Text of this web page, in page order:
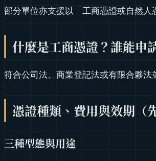
部分單位亦支援以「工商憑證或自然人
什麼是工商憑證？誰能申
符合公司法、商業登記法或有限合夥法
憑證種類、費用與效期（
三種型態與用途